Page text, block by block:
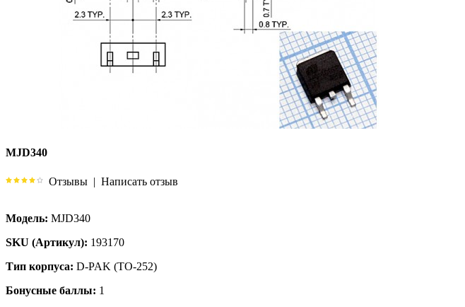
MJD340
Отзывы | Написать отзыв
Модель: MJD340
SKU (Артикул): 193170
Тип корпуса: D-PAK (TO-252)
Бонусные баллы: 1